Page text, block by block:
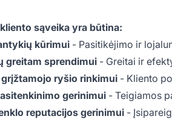
sąveika yra būtina:
kūrimui - Pasitikėjimo ir
greitam sprendimui - Greitai ir
ryšio rinkimui - Kliento
gerinimui - Teigiamos
reputacijos gerinimui -